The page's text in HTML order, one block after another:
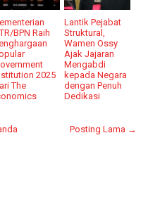
BPN Raih
2025
The
Lantik Pejabat
Struktural,
Wamen Ossy
Ajak Jajaran
Mengabdi
kepada Negara
dengan Penuh
Dedikasi
Posting Lama →